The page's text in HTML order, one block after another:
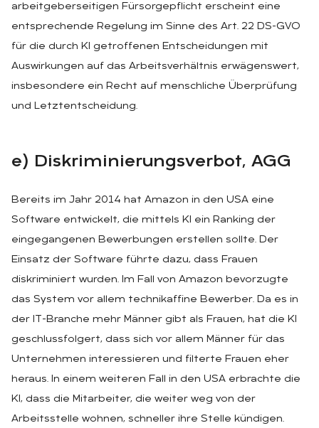
arbeitgeberseitigen Fürsorgepflicht erscheint eine
entsprechende Regelung im Sinne des Art. 22 DS-GVO
für die durch KI getroffenen Entscheidungen mit
Auswirkungen auf das Arbeitsverhältnis erwägenswert,
insbesondere ein Recht auf menschliche Überprüfung
und Letztentscheidung.
e) Dis­kri­mi­nie­rungs­ver­bot, AGG
Bereits im Jahr 2014 hat Amazon in den USA eine
Software entwickelt, die mittels KI ein Ranking der
eingegangenen Bewerbungen erstellen sollte. Der
Einsatz der Software führte dazu, dass Frauen
diskriminiert wurden. Im Fall von Amazon bevorzugte
das System vor allem technikaffine Bewerber. Da es in
der IT-Branche mehr Männer gibt als Frauen, hat die KI
geschlussfolgert, dass sich vor allem Männer für das
Unternehmen interessieren und filterte Frauen eher
heraus. In einem weiteren Fall in den USA erbrachte die
KI, dass die Mitarbeiter, die weiter weg von der
Arbeitsstelle wohnen, schneller ihre Stelle kündigen.